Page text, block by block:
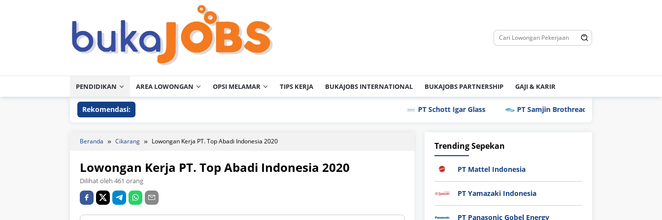
PENDIDIKAN AREA LOWONGAN OPSI MELAMAR TIPS KERJA BUKAJOBS INTERNATIONAL BUKAJOBS PARTNERSHIP GAJI & KARIR
Rekomendasi: PT Schott Igar Glass PT Samjin Brothread Indonesia
Beranda Cikarang Lowongan Kerja PT. Top Abadi Indonesia 2020
Lowongan Kerja PT. Top Abadi Indonesia 2020
Dilihat oleh 461 orang
Trending Sepekan
PT Mattel Indonesia
PT Yamazaki Indonesia
PT Panasonic Gobel Energy